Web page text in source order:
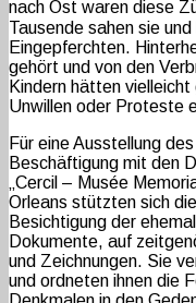
nach Ost waren diese
Tausende sahen sie
Eingepferchten.
gehört und von den
Kindern hätten
Unwillen oder Proteste
Für eine Ausstellung
Beschäftigung mit den
„Cercil – Musée
Orleans stützten sich
Besichtigung der
Dokumente, auf
und Zeichnungen. Sie
und ordneten ihnen die